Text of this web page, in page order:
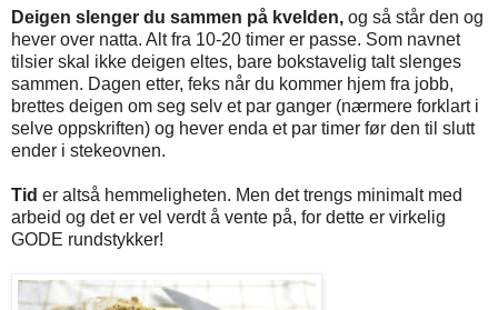
Deigen slenger du sammen på kvelden, og så står den og
hever over natta. Alt fra 10-20 timer er passe. Som navnet
tilsier skal ikke deigen eltes, bare bokstavelig talt slenges
sammen. Dagen etter, feks når du kommer hjem fra jobb,
brettes deigen om seg selv et par ganger (nærmere forklart i
selve oppskriften) og hever enda et par timer før den til slutt
ender i stekeovnen.
Tid er altså hemmeligheten. Men det trengs minimalt med
arbeid og det er vel verdt å vente på, for dette er virkelig
GODE rundstykker!